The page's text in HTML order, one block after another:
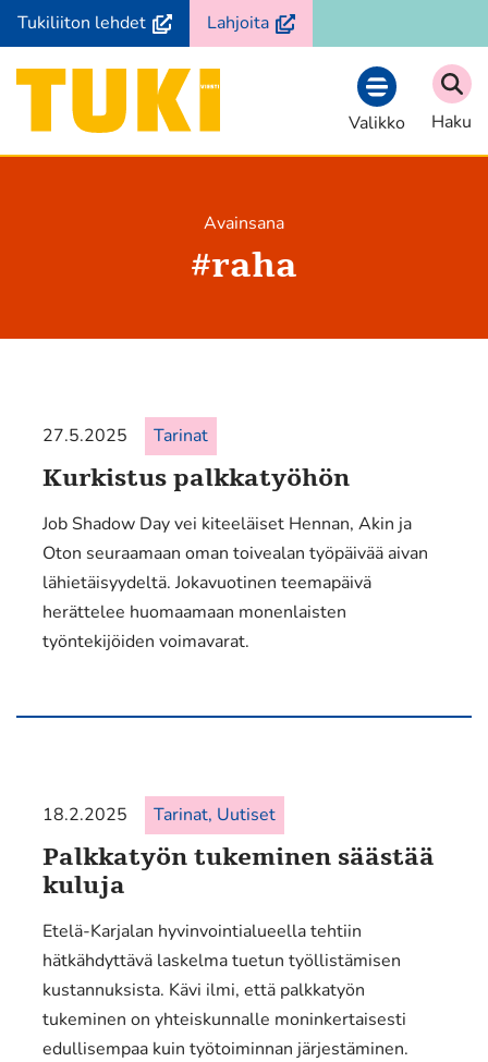
Siirry
sisältöön
Tukiliiton lehdet(avautuu
uuteen
ikkunaan,
siirryt
toiseen
Lahjoita(avautuu
uuteen
Etusivu
Valikko
Haku
Avainsana
#raha
27.5.2025 Tarinat
Kurkistus palkkatyöhön
Job Shadow Day vei kiteeläiset Hennan, Akin ja
Oton seuraamaan oman toivealan työpäivää aivan
lähietäisyydeltä. Jokavuotinen teemapäivä
herättelee huomaamaan monenlaisten
työntekijöiden voimavarat.
18.2.2025 Tarinat, Uutiset
Palkkatyön tukeminen säästää
kuluja
Etelä-Karjalan hyvinvointialueella tehtiin
hätkähdyttävä laskelma tuetun työllistämisen
kustannuksista. Kävi ilmi, että palkkatyön
tukeminen on yhteiskunnalle moninkertaisesti
edullisempaa kuin työtoiminnan järjestäminen.